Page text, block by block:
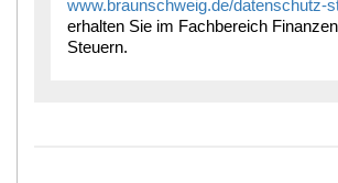
www.braunschweig.de/datenschutz-
erhalten Sie im Fachbereich
Steuern.